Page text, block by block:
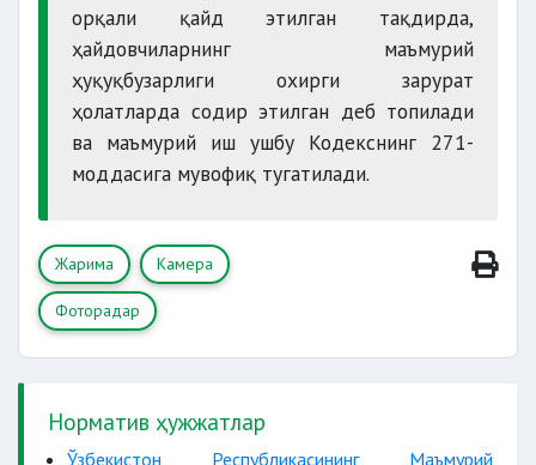
орқали қайд этилган тақдирда,
ҳайдовчиларнинг маъмурий
ҳуқуқбузарлиги охирги зарурат
ҳолатларда содир этилган деб топилади
ва маъмурий иш ушбу Кодекснинг 271-
моддасига мувофиқ тугатилади.
Жарима Камера
Фоторадар
Норматив ҳужжатлар
Ўзбекистон Республикасининг Маъмурий